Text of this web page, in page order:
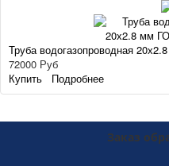
Труба водогазопроводная
72000 Руб
Купить
Подробнее
Заказ